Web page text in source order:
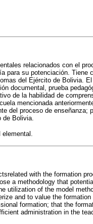
relacionados con el
su potenciación.
del Ejército de Bolivia.
documental, prueba
de la habilidad de
mencionada
del proceso de
Bolivia.
with the formation
a methodology that
utilization of the model
and to value the
formation; that the
administration in the